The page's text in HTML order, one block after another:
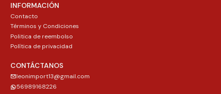
INFORMACIÓN
Contacto
Términos y Condiciones
Politica de reembolso
Política de privacidad
CONTÁCTANOS
leonimport13@gmail.com
56989168226